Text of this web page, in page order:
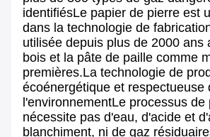
identifiésLe papier de pierre est
dans la technologie de
utilisée depuis plus de 2000 ans
bois et la pâte de paille comme
premières.La technologie de
écoénergétique et respectueuse
l'environnementLe processus de
nécessite pas d'eau, d'acide et
blanchiment, ni de gaz